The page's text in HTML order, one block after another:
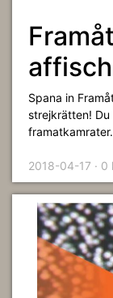
Spana in
strejkrätten!
2018-04-17 · 0